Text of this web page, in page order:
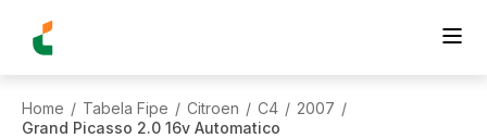
Home / Tabela Fipe / Citroen / C4 / 2007 /
Grand Picasso 2.0 16v Automatico